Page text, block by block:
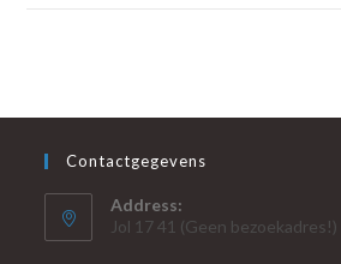
Contactgegevens
Address:
Jol 17 41 (Geen bezoekadres!)